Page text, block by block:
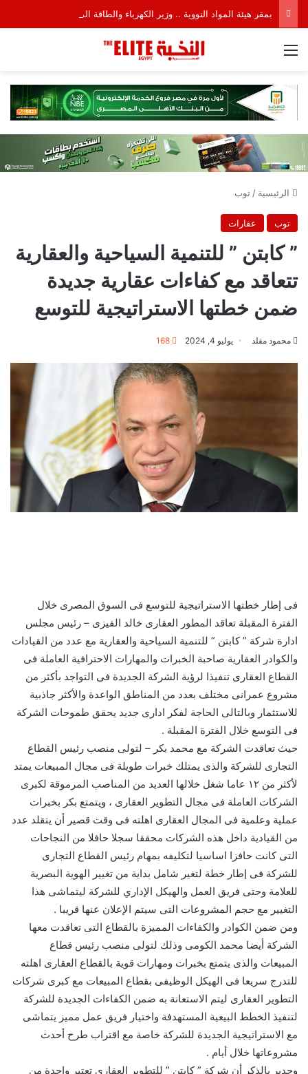
القائمة
الرئيسية /توب
توب عقارات
” كابتن ” للتنمية السياحية والعقارية
تتعاقد مع كفاءات عقارية جديدة
ضمن خطتها الاستراتيجية للتوسع
محمود مقلد يوليو 4, 2024 168
فى إطار خطتها الاستراتيجية للتوسع فى السوق المصرى خلال
الفترة المقبلة تعاقد المطور العقارى خالد الفيزى – رئيس مجلس
ادارة شركة ” كابتن ” للتنمية السياحية والعقارية مع عدد من القيادات
والكوادر العقارية صاحبة الخبرات والمهارات الاحترافية العاملة فى
القطاع العقارى تنفيذا لرؤية الشركة الجديدة فى التواجد بأكثر من
مشروع عمرانى مختلف بعدد من المناطق الواعدة والأكثر جاذبية
للاستثمار وبالتالى الحاجة لفكر ادارى جديد يحقق طموحات الشركة
فى التوسع خلال الفترة المقبلة .
حيث تعاقدت الشركة مع محمد بكر – لتولى منصب رئيس القطاع
التجارى للشركة والذى يمتلك خبرات طويلة فى مجال المبيعات يمتد
لأكثر من ١٢ عاما شغل خلالها العديد من المناصب المرموقة لكبرى
الشركات العاملة فى مجال التطوير العقارى ، ويتمتع بكر بخبرات
عملية وعلمية فى المجال العقارى اهلته فى وقت قصير أن يتقلد عدد
من القيادية داخل هذه الشركات محققا سجلا حافلا من النجاحات
التى كانت حافزا اساسيا لتكليفه بمهام رئيس القطاع التجارى
للشركة فى إطار خطة لتغير شامل بداية من تغيير الهوية البصرية
للعلامة وحتى فريق العمل والهيكل الإداري للشركة ليتماشى هذا
التغيير مع حجم المشروعات التى سيتم الإعلان عنها قريبا .
ومن ضمن الكوادر والكفاءات المميزة بالقطاع التى تعاقدت معها
الشركة أيضا محمد الكومى وذلك لتولى منصب رئيس قطاع
المبيعات والذى يتمتع بخبرات ومهارات قوية بالقطاع العقارى اهلته
للتدرج سريعا فى الهيكل الوظيفى بقطاع المبيعات مع كبرى شركات
التطوير العقارى ليتم الاستعانة به ضمن الكفاءات الجديدة للشركة
لتنفيذ الخطط البيعية المستهدفة واختيار فريق عمل مميز يتماشى
مع الاستراتيجية الجديدة للشركة خاصة مع اقتراب طرح أحدث
مشروعاتها خلال أيام .
وجدير بالذكر أن شركة ” كابتن ” للتطوير العقارى تعتبر واحدة من